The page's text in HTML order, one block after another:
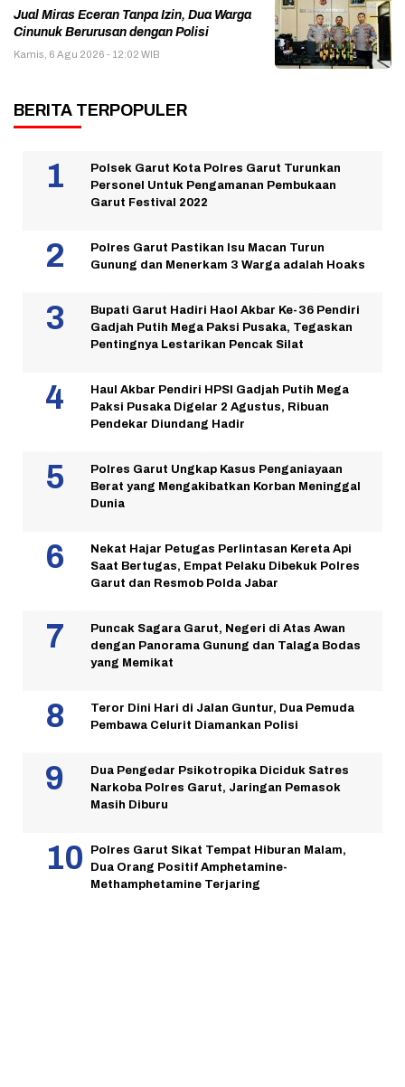
Jual Miras Eceran Tanpa Izin, Dua Warga
Cinunuk Berurusan dengan Polisi
Kamis, 6 Agu 2026 - 12:02 WIB
BERITA TERPOPULER
Polsek Garut Kota Polres Garut Turunkan
Personel Untuk Pengamanan Pembukaan
Garut Festival 2022
Polres Garut Pastikan Isu Macan Turun
Gunung dan Menerkam 3 Warga adalah Hoaks
Bupati Garut Hadiri Haol Akbar Ke-36 Pendiri
Gadjah Putih Mega Paksi Pusaka, Tegaskan
Pentingnya Lestarikan Pencak Silat
Haul Akbar Pendiri HPSI Gadjah Putih Mega
Paksi Pusaka Digelar 2 Agustus, Ribuan
Pendekar Diundang Hadir
Polres Garut Ungkap Kasus Penganiayaan
Berat yang Mengakibatkan Korban Meninggal
Dunia
Nekat Hajar Petugas Perlintasan Kereta Api
Saat Bertugas, Empat Pelaku Dibekuk Polres
Garut dan Resmob Polda Jabar
Puncak Sagara Garut, Negeri di Atas Awan
dengan Panorama Gunung dan Talaga Bodas
yang Memikat
Teror Dini Hari di Jalan Guntur, Dua Pemuda
Pembawa Celurit Diamankan Polisi
Dua Pengedar Psikotropika Diciduk Satres
Narkoba Polres Garut, Jaringan Pemasok
Masih Diburu
Polres Garut Sikat Tempat Hiburan Malam,
Dua Orang Positif Amphetamine-
Methamphetamine Terjaring